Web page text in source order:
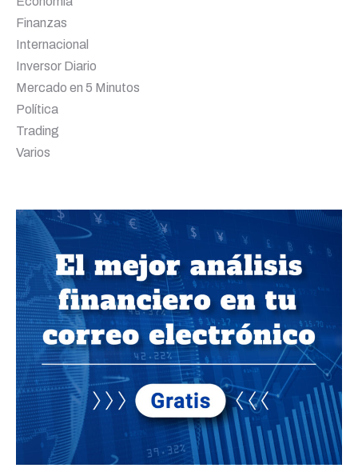
Finanzas
Internacional
Inversor Diario
Mercado en 5 Minutos
Política
Trading
Varios